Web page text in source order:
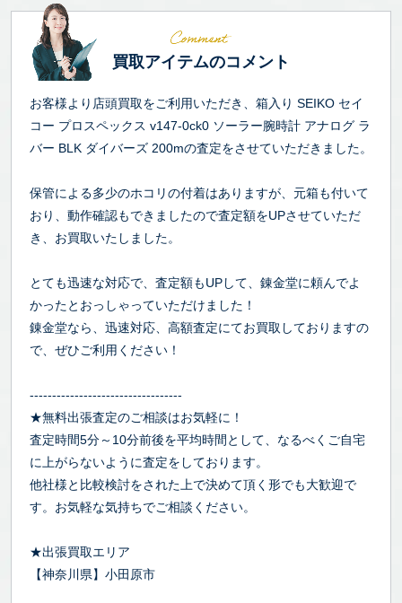
買取アイテムのコメント
お客様より店頭買取をご利用いただき、箱入り SEIKO セイ
コー プロスペックス v147-0ck0 ソーラー腕時計 アナログ ラ
バー BLK ダイバーズ 200mの査定をさせていただきました。
保管による多少のホコリの付着はありますが、元箱も付いて
おり、動作確認もできましたので査定額をUPさせていただ
き、お買取いたしました。
とても迅速な対応で、査定額もUPして、錬金堂に頼んでよ
かったとおっしゃっていただけました！
錬金堂なら、迅速対応、高額査定にてお買取しておりますの
で、ぜひご利用ください！
----------------------------------
★無料出張査定のご相談はお気軽に！
査定時間5分～10分前後を平均時間として、なるべくご自宅
に上がらないように査定をしております。
他社様と比較検討をされた上で決めて頂く形でも大歓迎で
す。お気軽な気持ちでご相談ください。
★出張買取エリア
【神奈川県】小田原市